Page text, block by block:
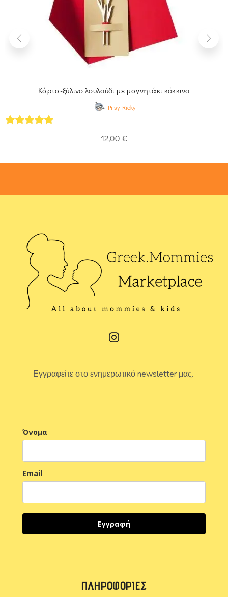
Κάρτα-ξύλινο λουλούδι με μαγνητάκι κόκκινο
Pitsy Ricky
12,00 €
Εγγραφείτε στο ενημερωτικό newsletter μας.
Όνομα
Email
Εγγραφή
ΠΛΗΡΟΦΟΡΊΕΣ